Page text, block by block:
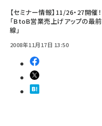
【セミナー情報】11/26・27開催！
「BtoB営業売上げアップの最前
線」
2008年11月17日 13:50